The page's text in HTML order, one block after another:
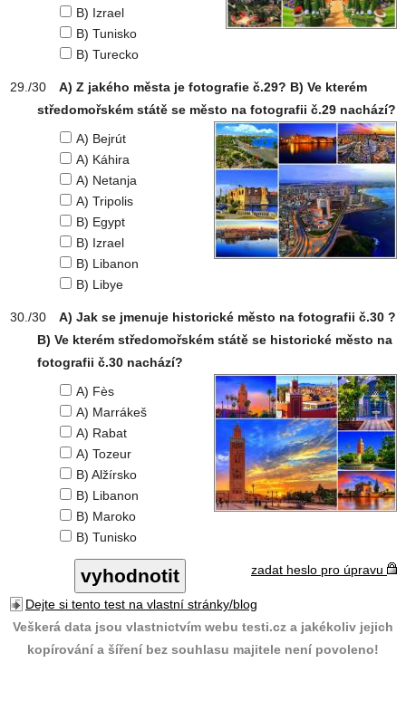
B) Izrael
B) Tunisko
B) Turecko
A) Z jakého města je fotografie č.29? B) Ve kterém
středomořském státě se město na fotografii č.29 nachází?
A) Bejrút
A) Káhira
A) Netanja
A) Tripolis
B) Egypt
B) Izrael
B) Libanon
B) Libye
A) Jak se jmenuje historické město na fotografii č.30 ?
B) Ve kterém středomořském státě se historické město na
fotografii č.30 nachází?
A) Fès
A) Marrákeš
A) Rabat
A) Tozeur
B) Alžírsko
B) Libanon
B) Maroko
B) Tunisko
zadat heslo pro úpravu
Dejte si tento test na vlastní stránky/blog
Veškerá data jsou vlastnictvím webu testi.cz a jakékoliv jejich
kopírování a šíření bez souhlasu majitele není povoleno!